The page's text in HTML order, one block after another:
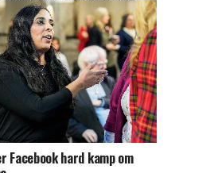
Facebook hard kamp om